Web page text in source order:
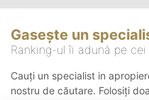
Gasește un
Ranking-ul îi adună pe
Cauți un specialist in
nostru de căutare. Folosiți